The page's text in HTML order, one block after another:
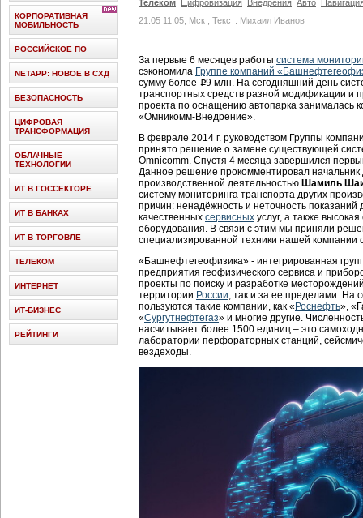
Телеком Цифровизация Внедрения Авто
21.05 11:05, Мск , Текст: Михаил Иванов
За первые 6 месяцев работы система
сэкономила Группе компаний
сумму более i9 млн. На сегодняшний день
транспортных средств разной модификации и
проекта по оснащению автопарка занималась
«Омникомм-Внедрение».
В феврале 2014 г. руководством Группы
принято решение о замене существующей
Omnicomm. Спустя 4 месяца завершился
Данное решение прокомментировал
производственной деятельностью Шамиль
систему мониторинга транспорта других
причин: ненадёжность и неточность показаний
качественных сервисных услуг, а также
оборудования. В связи с этим мы приняли
специализированной техники нашей компании
«Башнефтегеофизика» - интегрированная
предприятия геофизического сервиса и
проекты по поиску и разработке
территории России, так и за ее пределами. На
пользуются такие компании, как « Роснефть»,
«Сургутнефтегаз» и многие другие.
насчитывает более 1500 единиц – это
лаборатории перфораторных станций,
вездеходы.
КОРПОРАТИВНАЯ
МОБИЛЬНОСТЬ
РОССИЙСКОЕ ПО
NETAPP: НОВОЕ В СХД
БЕЗОПАСНОСТЬ
ЦИФРОВАЯ
ТРАНСФОРМАЦИЯ
ОБЛАЧНЫЕ
ТЕХНОЛОГИИ
ИТ В ГОССЕКТОРЕ
ИТ В БАНКАХ
ИТ В ТОРГОВЛЕ
ТЕЛЕКОМ
ИНТЕРНЕТ
ИТ-БИЗНЕС
РЕЙТИНГИ